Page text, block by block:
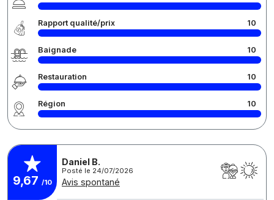
Rapport qualité/prix 10
Baignade 10
Restauration 10
Région 10
9,67 /10
Daniel B.
Posté le 24/07/2026
Avis spontané